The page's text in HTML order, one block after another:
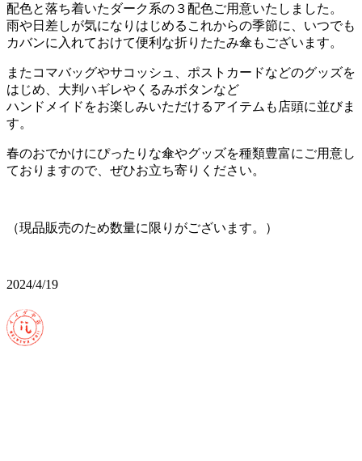
配色と落ち着いたダーク系の３配色ご用意いたしました。
雨や日差しが気になりはじめるこれからの季節に、いつでも
カバンに入れておけて便利な折りたたみ傘もございます。
またコマバッグやサコッシュ、ポストカードなどのグッズを
はじめ、大判ハギレやくるみボタンなど
ハンドメイドをお楽しみいただけるアイテムも店頭に並びま
す。
春のおでかけにぴったりな傘やグッズを種類豊富にご用意し
ておりますので、ぜひお立ち寄りください。
（現品販売のため数量に限りがございます。）
2024/4/19